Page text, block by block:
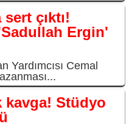
çıktı!
Ergin'
Yardımcısı Cemal
kavga! Stüdyo